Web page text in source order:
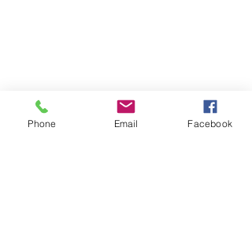
Phone Email Facebook